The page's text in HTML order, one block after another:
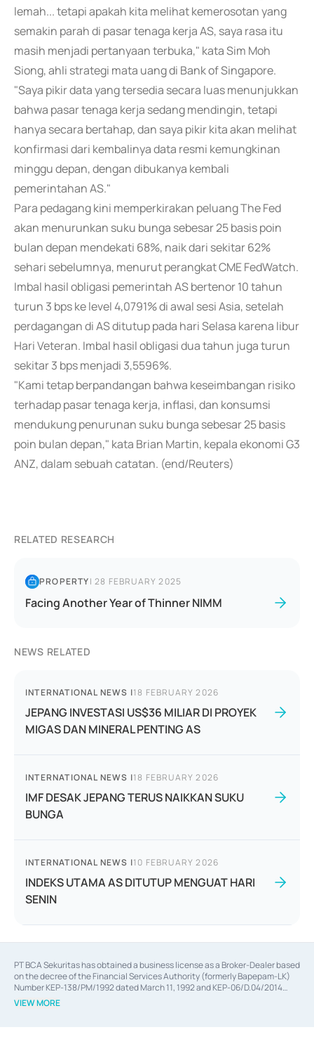
lemah... tetapi apakah kita melihat kemerosotan yang
semakin parah di pasar tenaga kerja AS, saya rasa itu
masih menjadi pertanyaan terbuka," kata Sim Moh
Siong, ahli strategi mata uang di Bank of Singapore.
"Saya pikir data yang tersedia secara luas menunjukkan
bahwa pasar tenaga kerja sedang mendingin, tetapi
hanya secara bertahap, dan saya pikir kita akan melihat
konfirmasi dari kembalinya data resmi kemungkinan
minggu depan, dengan dibukanya kembali
pemerintahan AS."
Para pedagang kini memperkirakan peluang The Fed
akan menurunkan suku bunga sebesar 25 basis poin
bulan depan mendekati 68%, naik dari sekitar 62%
sehari sebelumnya, menurut perangkat CME FedWatch.
Imbal hasil obligasi pemerintah AS bertenor 10 tahun
turun 3 bps ke level 4,0791% di awal sesi Asia, setelah
perdagangan di AS ditutup pada hari Selasa karena libur
Hari Veteran. Imbal hasil obligasi dua tahun juga turun
sekitar 3 bps menjadi 3,5596%.
"Kami tetap berpandangan bahwa keseimbangan risiko
terhadap pasar tenaga kerja, inflasi, dan konsumsi
mendukung penurunan suku bunga sebesar 25 basis
poin bulan depan," kata Brian Martin, kepala ekonomi G3
ANZ, dalam sebuah catatan. (end/Reuters)
RELATED RESEARCH
PROPERTY|28 FEBRUARY 2025
Facing Another Year of Thinner NIMM
NEWS RELATED
INTERNATIONAL NEWS |18 FEBRUARY 2026
JEPANG INVESTASI US$36 MILIAR DI PROYEK
MIGAS DAN MINERAL PENTING AS
INTERNATIONAL NEWS |18 FEBRUARY 2026
IMF DESAK JEPANG TERUS NAIKKAN SUKU
BUNGA
INTERNATIONAL NEWS |10 FEBRUARY 2026
INDEKS UTAMA AS DITUTUP MENGUAT HARI
SENIN
PT BCA Sekuritas has obtained a business license as a Broker-Dealer based
on the decree of the Financial Services Authority (formerly Bapepam-LK)
Number KEP-138/PM/1992 dated March 11, 1992 and KEP-06/D.04/2014
dated February 28, 2014, a business license as an Underwriter based on the
decree of the Financial Services Authority Number KEP-12/PM/PEE/1997
VIEW MORE